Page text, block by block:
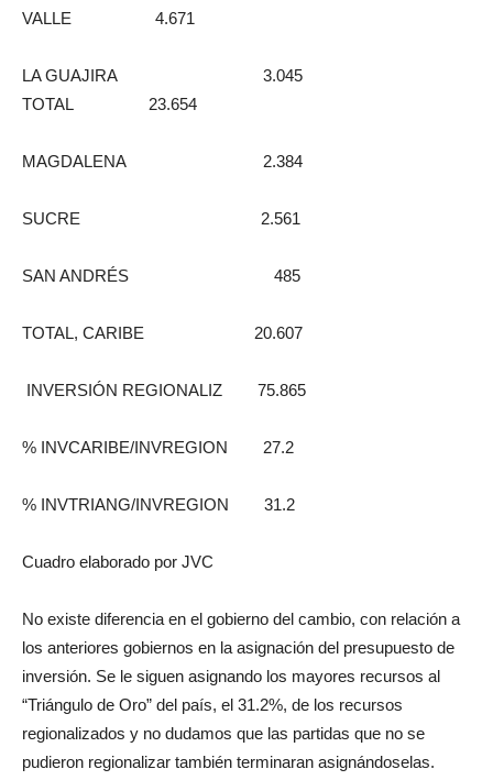
VALLE 4.671
LA GUAJIRA 3.045
TOTAL 23.654
MAGDALENA 2.384
SUCRE 2.561
SAN ANDRÉS 485
TOTAL, CARIBE 20.607
INVERSIÓN REGIONALIZ 75.865
% INVCARIBE/INVREGION 27.2
% INVTRIANG/INVREGION 31.2
Cuadro elaborado por JVC
No existe diferencia en el gobierno del cambio, con relación a
los anteriores gobiernos en la asignación del presupuesto de
inversión. Se le siguen asignando los mayores recursos al
“Triángulo de Oro” del país, el 31.2%, de los recursos
regionalizados y no dudamos que las partidas que no se
pudieron regionalizar también terminaran asignándoselas.